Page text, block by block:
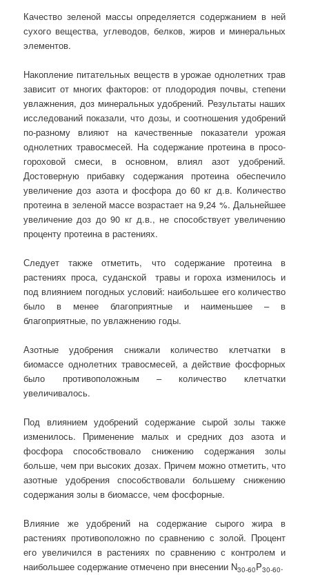
Качество зеленой массы определяется содержанием в ней
сухого вещества, углеводов, белков, жиров и минеральных
элементов.
Накопление питательных веществ в урожае однолетних трав
зависит от многих факторов: от плодородия почвы, степени
увлажнения, доз минеральных удобрений. Результаты наших
исследований показали, что дозы, и соотношения удобрений
по-разному влияют на качественные показатели урожая
однолетних травосмесей. На содержание протеина в просо-
гороховой смеси, в основном, влиял азот удобрений.
Достоверную прибавку содержания протеина обеспечило
увеличение доз азота и фосфора до 60 кг д.в. Количество
протеина в зеленой массе возрастает на 9,24 %. Дальнейшее
увеличение доз до 90 кг д.в., не способствует увеличению
проценту протеина в растениях.
Следует также отметить, что содержание протеина в
растениях проса, суданской травы и гороха изменилось и
под влиянием погодных условий: наибольшее его количество
было в менее благоприятные и наименьшее – в
благоприятные, по увлажнению годы.
Азотные удобрения снижали количество клетчатки в
биомассе однолетних травосмесей, а действие фосфорных
было противоположным – количество клетчатки
увеличивалось.
Под влиянием удобрений содержание сырой золы также
изменилось. Применение малых и средних доз азота и
фосфора способствовало снижению содержания золы
больше, чем при высоких дозах. Причем можно отметить, что
азотные удобрения способствовали большему снижению
содержания золы в биомассе, чем фосфорные.
Влияние же удобрений на содержание сырого жира в
растениях противоположно по сравнению с золой. Процент
его увеличился в растениях по сравнению с контролем и
наибольшее содержание отмечено при внесении N30-60P30-60.